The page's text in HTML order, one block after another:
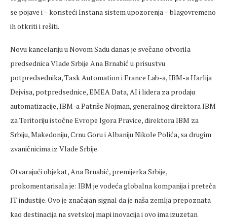
se pojave i – koristeći Instana sistem upozorenja – blagovremeno
ih otkriti i rešiti.
Novu kancelariju u Novom Sadu danas je svečano otvorila
predsednica Vlade Srbije Ana Brnabić u prisustvu
potpredsednika, Task Automation i France Lab-a, IBM-a Harlija
Dejvisa, potpredsednice, EMEA Data, AI i lidera za prodaju
automatizacije, IBM-a Patriše Nojman, generalnog direktora IBM
za Teritoriju istočne Evrope Igora Pravice, direktora IBM za
Srbiju, Makedoniju, Crnu Goru i Albaniju Nikole Polića, sa drugim
zvaničnicima iz Vlade Srbije.
Otvarajući objekat, Ana Brnabić, premijerka Srbije,
prokomentarisala je: IBM je vodeća globalna kompanija i preteča
IT industije. Ovo je značajan signal da je naša zemlja prepoznata
kao destinacija na svetskoj mapi inovacija i ovo ima izuzetan